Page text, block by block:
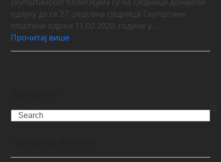
одлуку да се 27. редовна сједница Скупштине
општине одржи 11.02.2020. године у…
Прочитај више
Search